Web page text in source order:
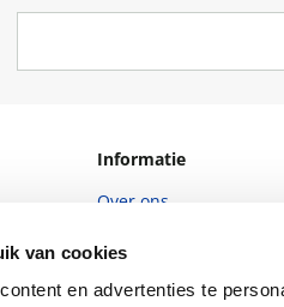
van cookies
en advertenties te
Informatie
Over ons
Vacatures
Winkels en